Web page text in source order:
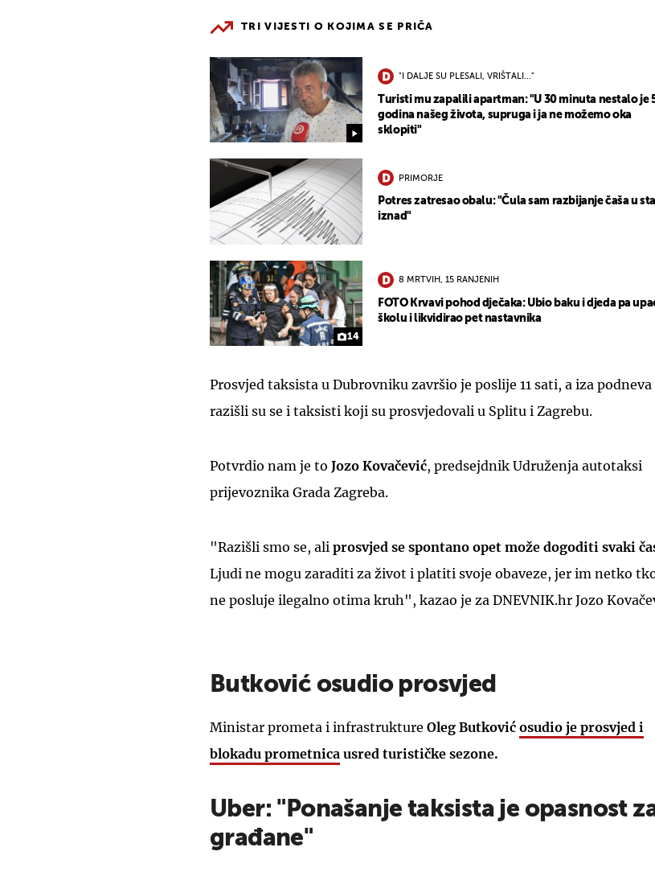
TRI VIJESTI O KOJIMA SE PRIČA
"I DALJE SU PLESALI, VRIŠTALI..."
Turisti mu zapalili apartman: "U 30 minuta nestalo je
godina našeg života, supruga i ja ne možemo oka
sklopiti"
PRIMORJE
Potres zatresao obalu: "Čula sam razbijanje čaša u
iznad"
14
8 MRTVIH, 15 RANJENIH
FOTO Krvavi pohod dječaka: Ubio baku i djeda pa
školu i likvidirao pet nastavnika
Prosvjed taksista u Dubrovniku završio je poslije 11 sati, a iza podneva
razišli su se i taksisti koji su prosvjedovali u Splitu i Zagrebu.
Potvrdio nam je to Jozo Kovačević, predsejdnik Udruženja autotaksi
prijevoznika Grada Zagreba.
"Razišli smo se, ali prosvjed se spontano opet može dogoditi svaki
Ljudi ne mogu zaraditi za život i platiti svoje obaveze, jer im netko
ne posluje ilegalno otima kruh", kazao je za DNEVNIK.hr Jozo
Butković osudio prosvjed
Ministar prometa i infrastrukture Oleg Butković osudio je prosvjed i
blokadu prometnica usred turističke sezone.
Uber: "Ponašanje taksista je opasnost
građane"
UKLJUČITE NOTIFIKACIJE